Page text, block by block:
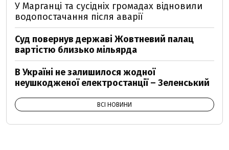
У Марганці та сусідніх громадах відновили
водопостачання після аварії
Суд повернув державі Жовтневий палац
вартістю близько мільярда
В Україні не залишилося жодної
неушкодженої електростанції – Зеленський
ВСІ НОВИНИ